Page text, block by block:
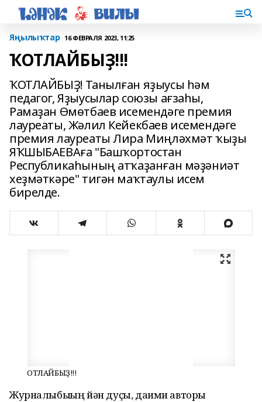
Яңылыҡтар 16 ФЕВРАЛЯ 2023, 11:25
ҠОТЛАЙБЫҘ!!!
ҠОТЛАЙБЫҘ! Танылған яҙыусы һәм
педагог, Яҙыусылар союзы ағзаһы,
Рамаҙан Өмөтбаев исемендәге премия
лауреаты, Жәлил Кейекбаев исемендәге
премия лауреаты Лира Миңләхмәт ҡыҙы
ЯҠШЫБАЕВАға "Башҡортостан
Республикаһының атҡаҙанған мәҙәниәт
хеҙмәткәре" тигән маҡтаулы исем
бирелде.
ҠОТЛАЙБЫҘ!!!
Журналыбыҙҙың йән дуҫы, даими авторы